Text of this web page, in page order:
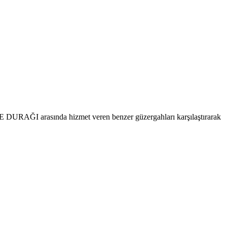
arasında hizmet veren benzer güzergahları karşılaştırarak